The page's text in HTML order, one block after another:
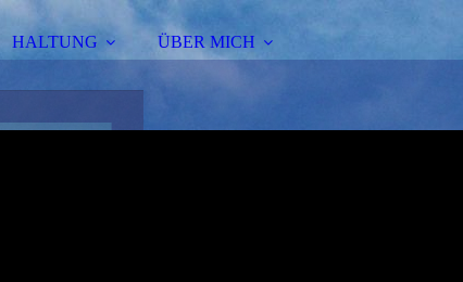
HALTUNG ÜBER MICH